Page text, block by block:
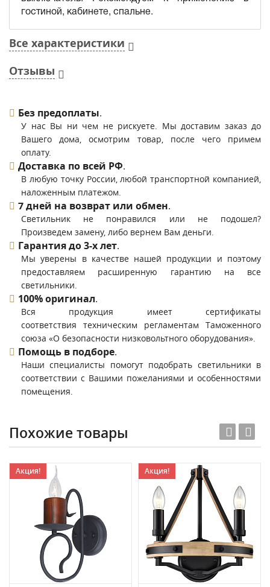
гостиной, кабинете, спальне.
Все характеристики
Отзывы
Без предоплаты.
У нас Вы ни чем не рискуете. Мы доставим заказ до
Вашего дома, осмотрим товар, после чего примем
оплату.
Доставка по всей РФ.
В любую точку России, любой транспортной компанией,
наложенным платежом.
7 дней на возврат или обмен.
Светильник не понравился или не подошел?
Произведем замену, либо вернем Вам деньги.
Гарантия до 3-х лет.
Мы уверены в качестве нашей продукции и поэтому
предоставляем расширенную гарантию на все
светильники.
100% оригинал.
Вся продукция имеет сертификаты
соответствия техническим регламентам Таможенного
союза «О безопасности низковольтного оборудования».
Помощь в подборе.
Наши специалисты помогут подобрать светильники в
соответствии с Вашими пожеланиями и особенностями
помещения.
Похожие товары
Акция! Акция!